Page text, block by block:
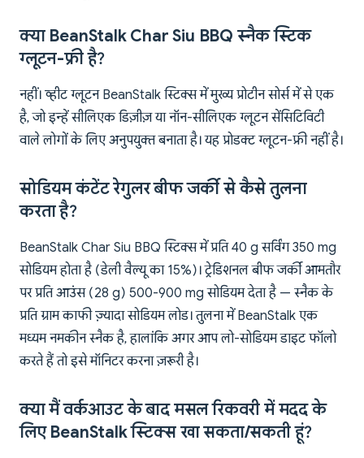
क्या BeanStalk Char Siu BBQ स्नैक स्टिक
ग्लूटन-फ्री है?
नहीं। व्हीट ग्लूटन BeanStalk स्टिक्स में मुख्य प्रोटीन सोर्स में से एक
है, जो इन्हें सीलिएक डिज़ीज़ या नॉन-सीलिएक ग्लूटन सेंसिटिविटी
वाले लोगों के लिए अनुपयुक्त बनाता है। यह प्रोडक्ट ग्लूटन-फ्री नहीं है।
सोडियम कंटेंट रेगुलर बीफ जर्की से कैसे तुलना
करता है?
BeanStalk Char Siu BBQ स्टिक्स में प्रति 40 g सर्विंग 350 mg
सोडियम होता है (डेली वैल्यू का 15%)। ट्रेडिशनल बीफ जर्की आमतौर
पर प्रति आउंस (28 g) 500-900 mg सोडियम देता है — स्नैक के
प्रति ग्राम काफी ज़्यादा सोडियम लोड। तुलना में BeanStalk एक
मध्यम नमकीन स्नैक है, हालांकि अगर आप लो-सोडियम डाइट फॉलो
करते हैं तो इसे मॉनिटर करना ज़रूरी है।
क्या मैं वर्कआउट के बाद मसल रिकवरी में मदद के
लिए BeanStalk स्टिक्स खा सकता/सकती हूं?